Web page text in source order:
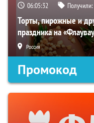
06:05:31 Получили:
Торты, пирожные и
праздника на
Россия
Промокод